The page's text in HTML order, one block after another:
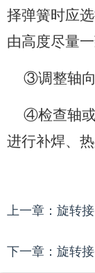
择弹簧时应
由高度尽量
③调整轴向
④检查轴
进行补焊、
上一章：旋转
下一章：旋转